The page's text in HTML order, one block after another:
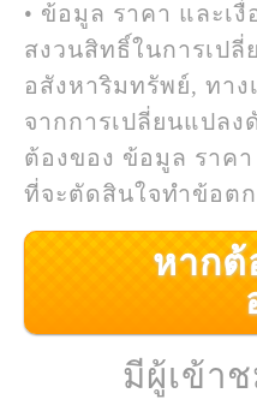
• ข้อมูล ราคา และเ
สงวนสิทธิ์ในการเป
อสังหาริมทรัพย์, ทา
จากการเปลี่ยนแปล
ต้องของ ข้อมูล ราค
ที่จะตัดสินใจทำข้อต
หากต้
มีผู้เข้า